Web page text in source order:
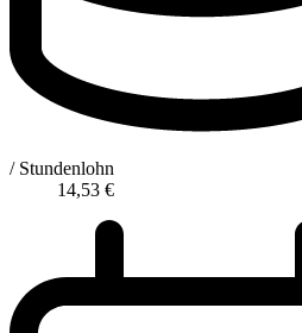
/ Stundenlohn
14,53 €